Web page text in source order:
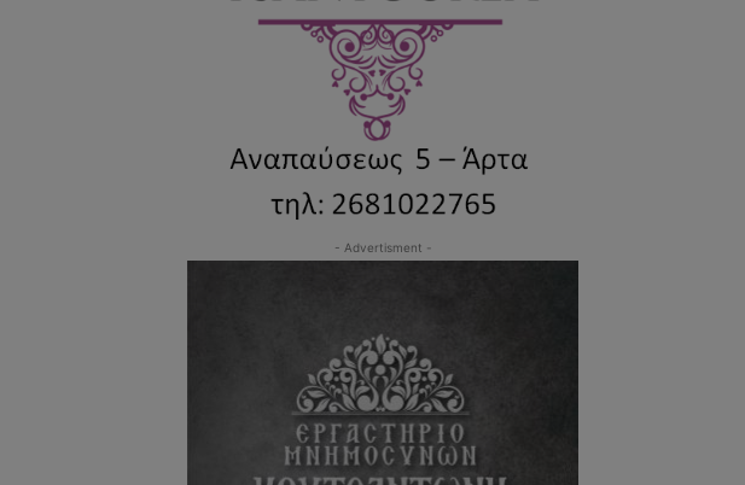
- Advertisment -